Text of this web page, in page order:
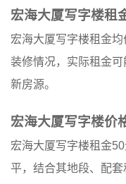
宏海大厦写字楼租
宏海大厦写字楼租金
装修情况，实际租金
新房源。
宏海大厦写字楼价
宏海大厦写字楼租金
平，结合其地段、配